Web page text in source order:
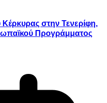
Κέρκυρας στην Τενερίφη,
Προγράμματος